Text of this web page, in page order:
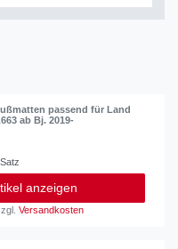
passend für Land
ab Bj. 2019-
anzeigen
Versandkosten